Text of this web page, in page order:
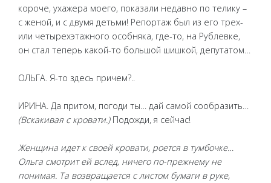
короче, ухажера моего, показали недавно по телику –
с женой, и с двумя детьми! Репортаж был из его трех-
или четырехэтажного особняка, где-то, на Рублевке,
он стал теперь какой-то большой шишкой, депутатом…
ОЛЬГА. Я-то здесь причем?..
ИРИНА. Да притом, погоди ты… дай самой сообразить…
(Вскакивая с кровати.)Подожди, я сейчас!
Женщина идет к своей кровати, роется в тумбочке…
Ольга смотрит ей вслед, ничего по-прежнему не
понимая. Та возвращается с листом бумаги в руке,